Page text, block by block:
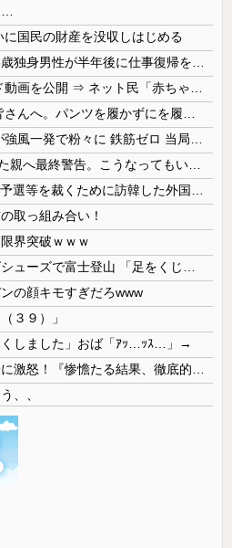
に国民の財産を没収しはじめる
取っ組み合い！
界突破ｗｗｗ
の顔キモすぎだろwww
３９）」
くしました」おば「ｱｯ…ｯｽ…」→
、、